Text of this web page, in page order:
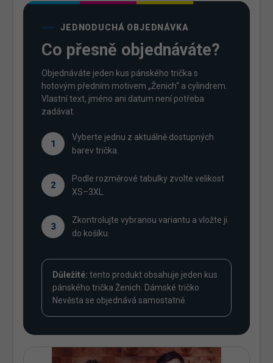
JEDNODUCHÁ OBJEDNÁVKA
Co přesně objednáváte?
Objednáváte jeden kus pánského trička s
hotovým předním motivem „Ženich“ a cylindrem.
Vlastní text, jméno ani datum není potřeba
zadávat.
1
Vyberte jednu z aktuálně dostupných
barev trička.
2
Podle rozměrové tabulky zvolte velikost
XS–3XL.
3
Zkontrolujte vybranou variantu a vložte ji
do košíku.
Důležité: tento produkt obsahuje jeden kus
pánského trička Ženich. Dámské tričko
Nevěsta se objednává samostatně.